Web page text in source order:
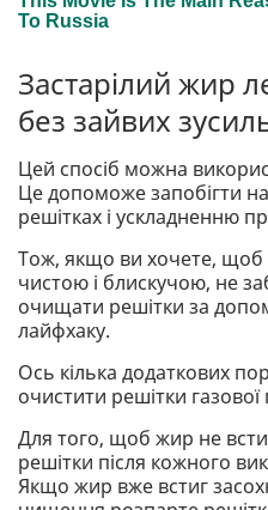
Застарілий жир
без зайвих
Цей спосіб можна
Це допоможе запобігти
решітках і ускладненню
Тож, якщо ви хочете, щоб
чистою і блискучою, не
очищати решітки за
лайфхаку.
Ось кілька додаткових
очистити решітки газової
Для того, щоб жир не
решітки після кожного
Якщо жир вже встиг